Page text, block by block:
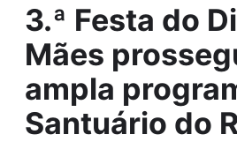
3.ª Festa do
Mães
ampla
Santuário do